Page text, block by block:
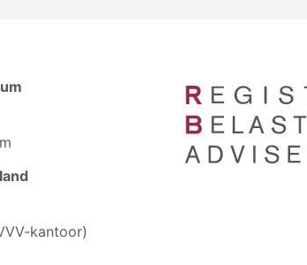
kantoor)